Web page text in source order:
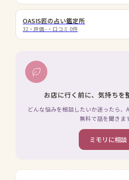
OASIS匠の占い鑑定所
32 ・評価 - ・口コミ 0件
お店に行く前に、気持ちを
どんな悩みを相談したいか迷ったら、
無料で話を聞きま
ミモリに相談